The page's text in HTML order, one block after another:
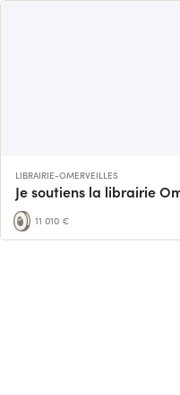
LIBRAIRIE-OMERVEILLES
Je soutiens la librairie
11 010 €